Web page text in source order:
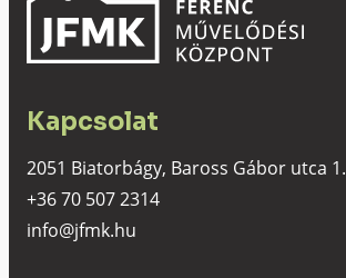
Kapcsolat
2051 Biatorbágy, Baross Gábor utca 1.
+36 70 507 2314
info@jfmk.hu